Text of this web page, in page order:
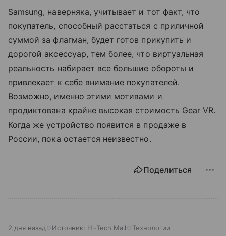
Samsung, наверняка, учитывает и тот факт, что
покупатель, способный расстаться с приличной
суммой за флагман, будет готов прикупить и
дорогой аксессуар, тем более, что виртуальная
реальность набирает все большие обороты и
привлекает к себе внимание покупателей.
Возможно, именно этими мотивами и
продиктована крайне высокая стоимость Gear VR.
Когда же устройство появится в продаже в
России, пока остается неизвестно.
Поделиться
2 дня назад Источник: Hi-Tech Mail Технологии